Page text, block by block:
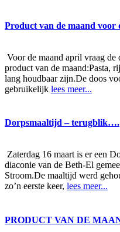
Product van de maand voor
Voor de maand april vraag
product van de maand:Pasta,
lang houdbaar zijn.De doos
gebruikelijk lees meer...
Dorpsmaaltijd – terugblik….
Zaterdag 16 maart is er een
diaconie van de Beth-El
Stroom.De maaltijd werd
zo’n eerste keer, lees meer...
PRODUCT VAN DE